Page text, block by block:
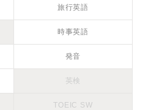
旅行英語
時事英語
発音
英検
TOEIC SW